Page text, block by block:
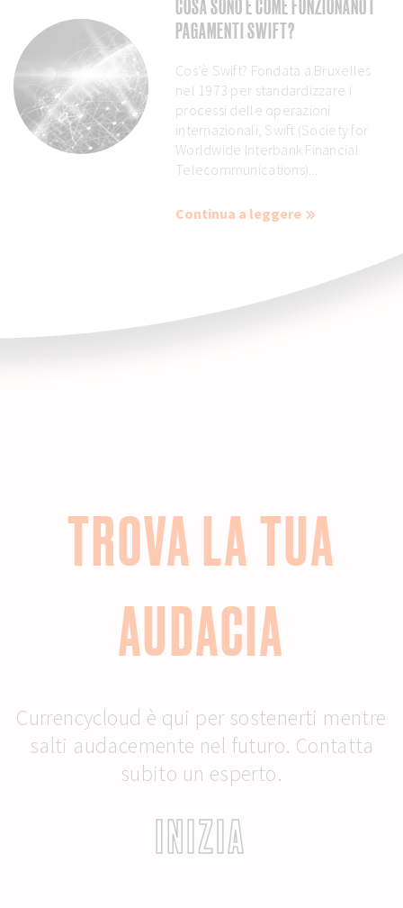
COSA SONO E COME FUNZIONANO I
PAGAMENTI SWIFT?
Cos’è Swift? Fondata a Bruxelles
nel 1973 per standardizzare i
processi delle operazioni
internazionali, Swift (Society for
Worldwide Interbank Financial
Telecommunications)...
Continua a leggere
TROVA LA TUA
AUDACIA
Currencycloud è qui per sostenerti mentre
salti audacemente nel futuro. Contatta
subito un esperto.
INIZIA